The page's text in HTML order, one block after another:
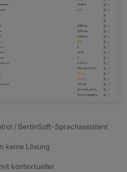
/ BertinSoft-Sprachassistent
keine Lösung
kontextueller